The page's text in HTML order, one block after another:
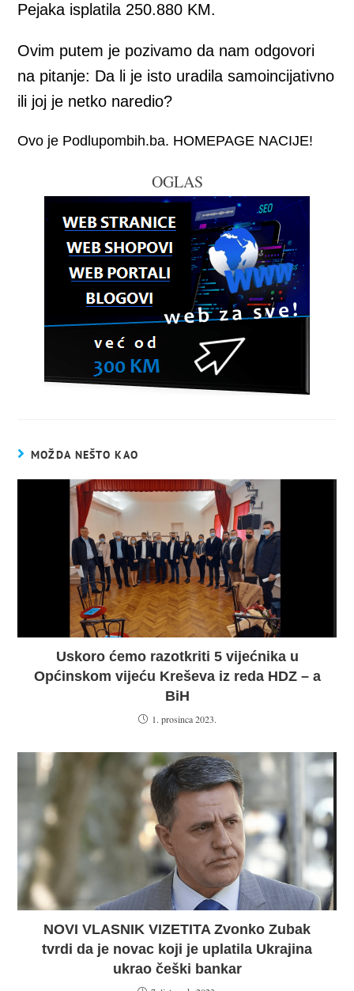
Pejaka isplatila 250.880 KM.
Ovim putem je pozivamo da nam odgovori
na pitanje: Da li je isto uradila samoincijativno
ili joj je netko naredio?
Ovo je Podlupombih.ba. HOMEPAGE NACIJE!
OGLAS
MOŽDA NEŠTO KAO
Uskoro ćemo razotkriti 5 vijećnika u
Općinskom vijeću Kreševa iz reda HDZ – a
BiH
1. prosinca 2023.
NOVI VLASNIK VIZETITA Zvonko Zubak
tvrdi da je novac koji je uplatila Ukrajina
ukrao češki bankar